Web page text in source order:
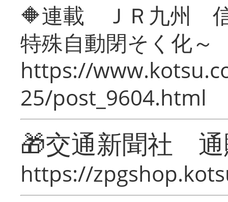
🔶連載 ＪＲ九州 信
特殊自動閉そく化～
https://
25/post_9604.html
🎁交通新聞社
https://